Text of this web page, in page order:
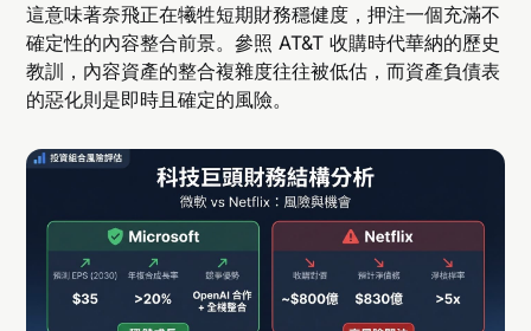
這意味著奈飛正在犧牲短期財務穩健度，押注一個充滿不
確定性的內容整合前景。參照 AT&T 收購時代華納的歷史
教訓，內容資產的整合複雜度往往被低估，而資產負債表
的惡化則是即時且確定的風險。